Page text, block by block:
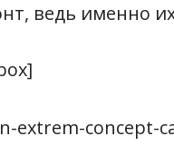
ведь именно